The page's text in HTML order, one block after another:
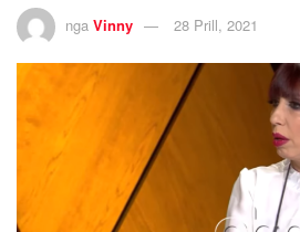
nga Vinny 28 Prill, 2021